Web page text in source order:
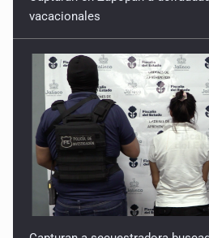
vacacionales